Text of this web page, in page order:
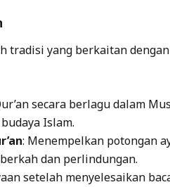
tradisi yang berkaitan
secara berlagu dalam
Islam.
: Menempelkan potongan
dan perlindungan.
setelah menyelesaikan